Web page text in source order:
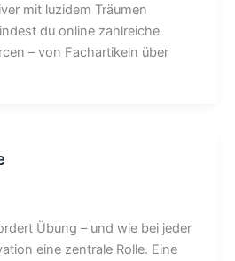
mit luzidem Träumen
du online zahlreiche
– von Fachartikeln über
Übung – und wie bei jeder
eine zentrale Rolle. Eine